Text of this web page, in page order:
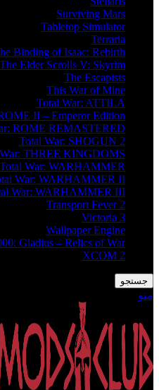
Surviving Mars
Tabletop Simulator
Terraria
Binding of Isaac: Rebirth
The Elder Scrolls V: Skyrim
The Escapists
This War of Mine
Total War: ATTILA
II – Emperor Edition
ROME REMASTERED
Total War: SHOGUN 2
THREE KINGDOMS
Total War: WARHAMMER
War: WARHAMMER II
War: WARHAMMER III
Transport Fever 2
Victoria 3
Wallpaper Engine
Gladius – Relics of War
XCOM 2
جستجو
منو